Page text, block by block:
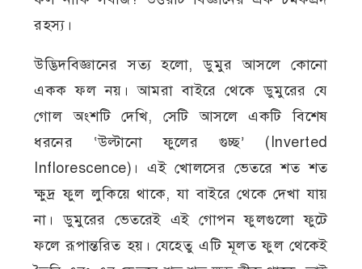
রহস্য।
উদ্ভিদবিজ্ঞানের সত্য হলো, ডুমুর আসলে কোনো
একক ফল নয়। আমরা বাইরে থেকে ডুমুরের যে
গোল অংশটি দেখি, সেটি আসলে একটি বিশেষ
ধরনের ‘উল্টানো ফুলের গুচ্ছ’ (Inverted
Inflorescence)। এই খোলসের ভেতরে শত শত
ক্ষুদ্র ফুল লুকিয়ে থাকে, যা বাইরে থেকে দেখা যায়
না। ডুমুরের ভেতরেই এই গোপন ফুলগুলো ফুটে
ফলে রূপান্তরিত হয়। যেহেতু এটি মূলত ফুল থেকেই